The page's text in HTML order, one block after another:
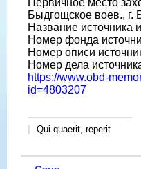
Первичное место
Быдгощское воев., г.
Название
Номер фонда
Номер описи
Номер дела
https://www.obd-
id=4803207
Qui quaerit, reperit